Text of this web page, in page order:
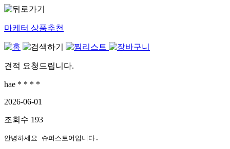
마케터 상품추천
견적 요청드립니다.
hae * * * *
2026-06-01
조회수 193
안녕하세요 슈퍼스토어입니다.